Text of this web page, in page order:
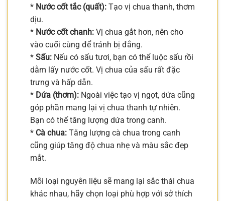
* Nước cốt tắc (quất): Tạo vị chua thanh, thơm
dịu.
* Nước cốt chanh: Vị chua gắt hơn, nên cho
vào cuối cùng để tránh bị đắng.
* Sấu: Nếu có sấu tươi, bạn có thể luộc sấu rồi
dằm lấy nước cốt. Vị chua của sấu rất đặc
trưng và hấp dẫn.
* Dứa (thơm): Ngoài việc tạo vị ngọt, dứa cũng
góp phần mang lại vị chua thanh tự nhiên.
Bạn có thể tăng lượng dứa trong canh.
* Cà chua: Tăng lượng cà chua trong canh
cũng giúp tăng độ chua nhẹ và màu sắc đẹp
mắt.
Mỗi loại nguyên liệu sẽ mang lại sắc thái chua
khác nhau, hãy chọn loại phù hợp với sở thích